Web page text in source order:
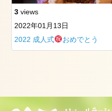
3 views
2022年01月13日
2022 成人式
おめでとう